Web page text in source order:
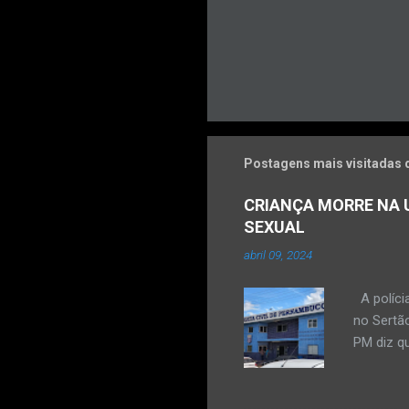
Postagens mais visitadas
CRIANÇA MORRE NA
SEXUAL
abril 09, 2024
A
no
PM diz